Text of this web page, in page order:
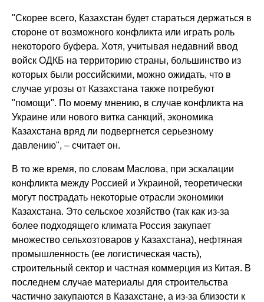
"Скорее всего, Казахстан будет стараться держаться в
стороне от возможного конфликта или играть роль
некоторого буфера. Хотя, учитывая недавний ввод
войск ОДКБ на территорию страны, большинство из
которых были российскими, можно ожидать, что в
случае угрозы от Казахстана также потребуют
"помощи". По моему мнению, в случае конфликта на
Украине или нового витка санкций, экономика
Казахстана вряд ли подвергнется серьезному
давлению", – считает он.
В то же время, по словам Маслова, при эскалации
конфликта между Россией и Украиной, теоретически
могут пострадать некоторые отрасли экономики
Казахстана. Это сельское хозяйство (так как из-за
более подходящего климата Россия закупает
множество сельхозтоваров у Казахстана), нефтяная
промышленность (ее логистическая часть),
строительный сектор и частная коммерция из Китая. В
последнем случае материалы для строительства
частично закупаются в Казахстане, а из-за близости к